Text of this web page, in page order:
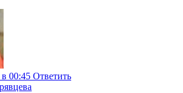
00:45 Ответить